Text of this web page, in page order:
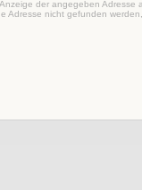
der angegeben Adresse
Adresse nicht gefunden